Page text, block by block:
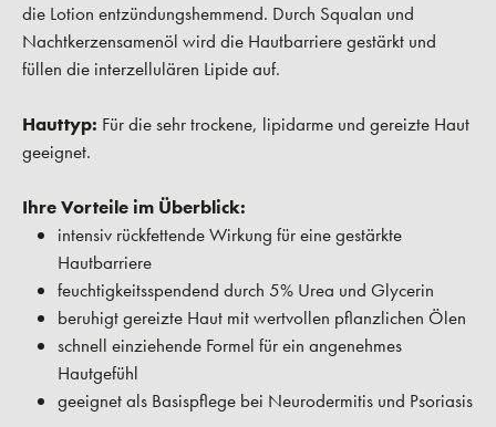
die Lotion entzündungshemmend. Durch Squalan und
Nachtkerzensamenöl wird die Hautbarriere gestärkt und
füllen die interzellulären Lipide auf.
Hauttyp: Für die sehr trockene, lipidarme und gereizte Haut
geeignet.
Ihre Vorteile im Überblick:
intensiv rückfettende Wirkung für eine gestärkte
Hautbarriere
feuchtigkeitsspendend durch 5% Urea und Glycerin
beruhigt gereizte Haut mit wertvollen pflanzlichen Ölen
schnell einziehende Formel für ein angenehmes
Hautgefühl
geeignet als Basispflege bei Neurodermitis und Psoriasis